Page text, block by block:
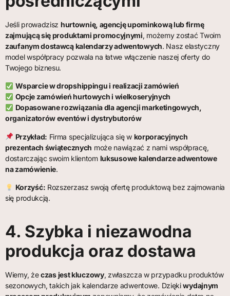
Jeśli prowadzisz hurtownię, agencję upominkową lub firmę
zajmującą się produktami promocyjnymi, możemy zostać Twoim
zaufanym dostawcą kalendarzy adwentowych. Nasz elastyczny
model współpracy pozwala na łatwe włączenie naszej oferty do
Twojego biznesu.
Wsparcie w dropshippingu i realizacji zamówień
Opcje zamówień hurtowych i wielkoseryjnych
Dopasowane rozwiązania dla agencji marketingowych,
organizatorów eventów i dystrybutorów
Przykład: Firma specjalizująca się w korporacyjnych
prezentach świątecznych może nawiązać z nami współpracę,
dostarczając swoim klientom luksusowe kalendarze adwentowe
na zamówienie.
Korzyść: Rozszerzasz swoją ofertę produktową bez zajmowania
się produkcją.
4. Szybka i niezawodna
produkcja oraz dostawa
Wiemy, żeczas jest kluczowy, zwłaszcza w przypadku produktów
sezonowych, takich jak kalendarze adwentowe. Dziękiwydajnym